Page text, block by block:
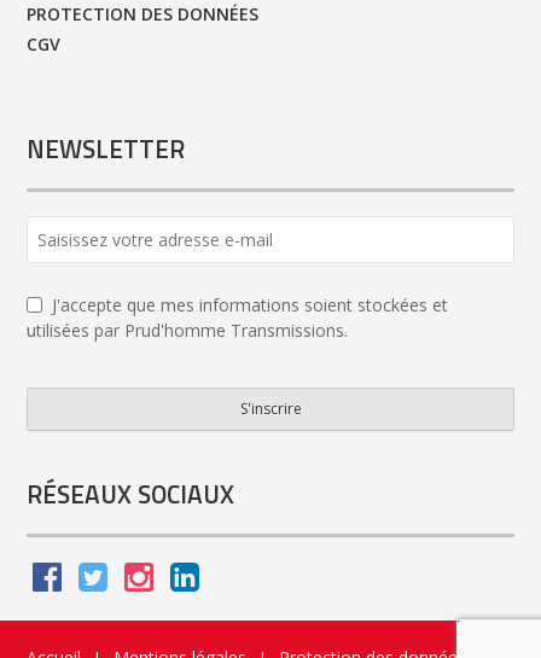
PROTECTION DES DONNÉES
CGV
NEWSLETTER
J'accepte que mes informations soient stockées et
utilisées par Prud'homme Transmissions.
S'inscrire
RÉSEAUX SOCIAUX